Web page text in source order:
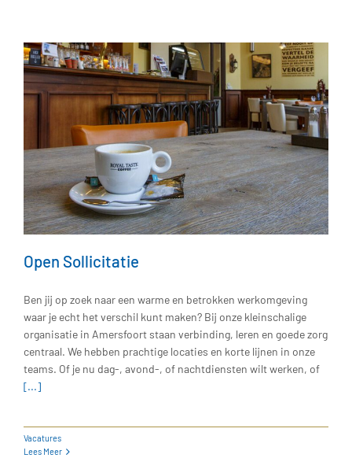
Open Sollicitatie
Ben jij op zoek naar een warme en betrokken werkomgeving
waar je echt het verschil kunt maken? Bij onze kleinschalige
organisatie in Amersfoort staan verbinding, leren en goede zorg
centraal. We hebben prachtige locaties en korte lijnen in onze
teams. Of je nu dag-, avond-, of nachtdiensten wilt werken, of
[...]
Vacatures
Lees Meer